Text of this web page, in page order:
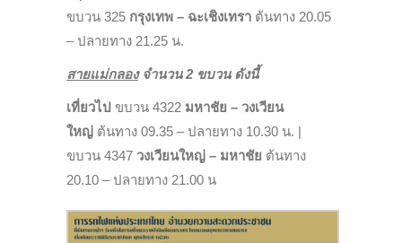
ขบวน 325 กรุงเทพ – ฉะเชิงเทรา ต้นทาง 20.05
– ปลายทาง 21.25 น.
สายแม่กลอง จำนวน 2 ขบวน ดังนี้
เที่ยวไป ขบวน 4322 มหาชัย – วงเวียน
ใหญ่ ต้นทาง 09.35 – ปลายทาง 10.30 น. |
ขบวน 4347 วงเวียนใหญ่ – มหาชัย ต้นทาง
20.10 – ปลายทาง 21.00 น